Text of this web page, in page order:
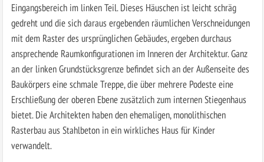
Eingangsbereich im linken Teil. Dieses Häuschen ist leicht schräg
gedreht und die sich daraus ergebenden räumlichen Verschneidungen
mit dem Raster des ursprünglichen Gebäudes, ergeben durchaus
ansprechende Raumkonfigurationen im Inneren der Architektur. Ganz
an der linken Grundstücksgrenze befindet sich an der Außenseite des
Baukörpers eine schmale Treppe, die über mehrere Podeste eine
Erschließung der oberen Ebene zusätzlich zum internen Stiegenhaus
bietet. Die Architekten haben den ehemaligen, monolithischen
Rasterbau aus Stahlbeton in ein wirkliches Haus für Kinder
verwandelt.